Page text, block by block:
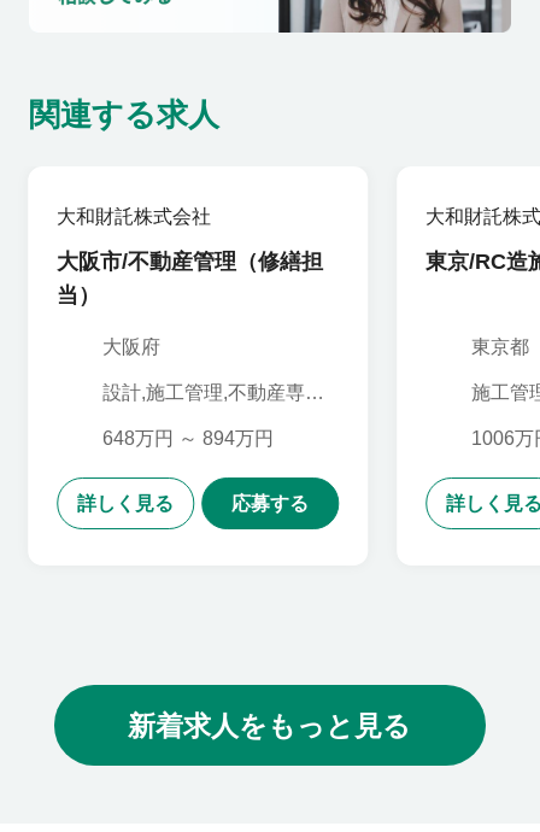
関連する求人
大和財託株式会社
大阪市/不動産管理（修繕担
当）
大阪府
設計,施工管理,不動産専門
ンジニア
648万円 ～ 894万円
詳しく見る 応募する
大和財託株
東京/RC造
東京都
施工管
1006万
詳しく見
新着求人をもっと見る